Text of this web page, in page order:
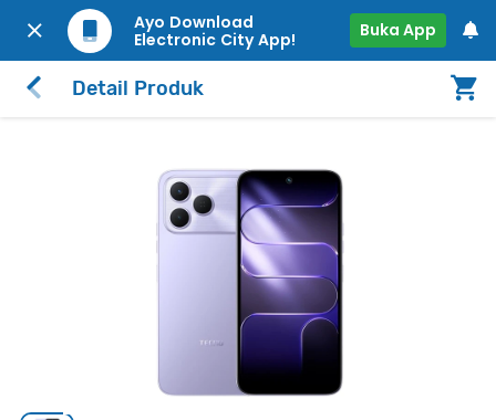
Ayo Download
Electronic City App!
Buka App
Detail Produk